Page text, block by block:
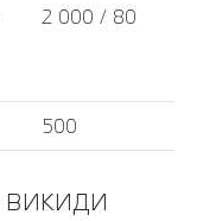
2 000 / 80
500